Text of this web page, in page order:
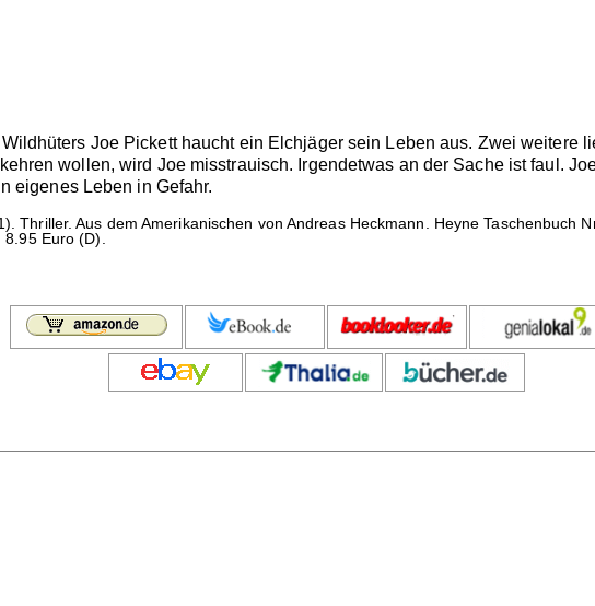
Joe Pickett haucht ein Elchjäger sein Leben aus. Zwei weitere
wollen, wird Joe misstrauisch. Irgendetwas an der Sache ist faul.
eigenes Leben in Gefahr.
Thriller. Aus dem Amerikanischen von Andreas Heckmann. Heyne Taschenbuch
Euro (D).